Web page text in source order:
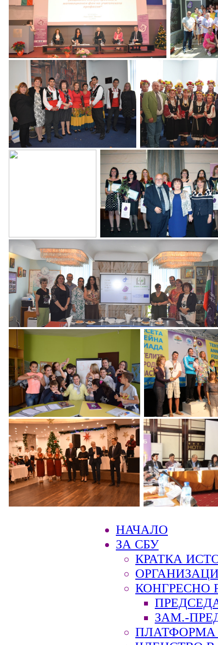
НАЧАЛО
ЗА СБУ
КРАТКА
КОНГРЕСНО
ЗАМ.-
ПЛАТФОРМА